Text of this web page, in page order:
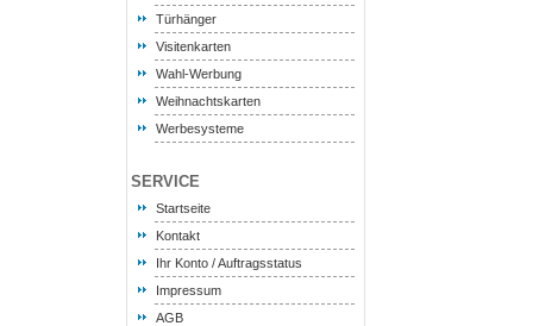
Türhänger
Visitenkarten
Wahl-Werbung
Weihnachtskarten
Werbesysteme
SERVICE
Startseite
Kontakt
Ihr Konto / Auftragsstatus
Impressum
AGB